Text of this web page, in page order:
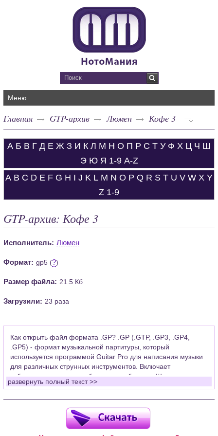
Меню
Главная GTP-архив Люмен Кофе 3
А Б В Г Д Е Ж З И К Л М Н О П Р С Т У Ф Х Ц Ч Ш
Э Ю Я 1-9 A-Z
A B C D E F G H I J K L M N O P Q R S T U V W X Y
Z 1-9
GTP-архив: Кофе 3
Исполнитель: Люмен
Формат: gp5 (?)
Размер файла: 21.5 Кб
Загрузили: 23 раза
Как открыть файл формата .GP? .GP (.GTP, .GP3, .GP4,
.GP5) - формат музыкальной партитуры, который
используется программой Guitar Pro для написания музыки
для различных струнных инструментов. Включает
табулатуры для гитары, бас-гитары, банджо. Широко
применяется для создания партитур, которые затем
Для открытия нот этого формата Вам необходимо
установить у себя на рабочем компьютере программу Guitar
Pro (желательно, последней версии). Скачать её можно с
развернуть полный текст >>